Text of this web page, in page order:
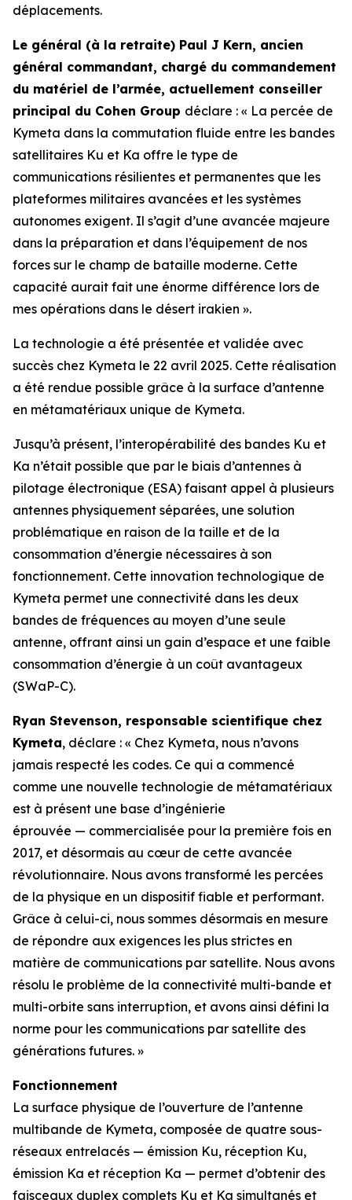
déplacements.
Le général (à la retraite) Paul J Kern, ancien
général commandant, chargé du commandement
du matériel de l’armée, actuellement conseiller
principal du Cohen Group déclare : « La percée de
Kymeta dans la commutation fluide entre les bandes
satellitaires Ku et Ka offre le type de
communications résilientes et permanentes que les
plateformes militaires avancées et les systèmes
autonomes exigent. Il s’agit d’une avancée majeure
dans la préparation et dans l’équipement de nos
forces sur le champ de bataille moderne. Cette
capacité aurait fait une énorme différence lors de
mes opérations dans le désert irakien ».
La technologie a été présentée et validée avec
succès chez Kymeta le 22 avril 2025. Cette réalisation
a été rendue possible grâce à la surface d’antenne
en métamatériaux unique de Kymeta.
Jusqu’à présent, l’interopérabilité des bandes Ku et
Ka n’était possible que par le biais d’antennes à
pilotage électronique (ESA) faisant appel à plusieurs
antennes physiquement séparées, une solution
problématique en raison de la taille et de la
consommation d’énergie nécessaires à son
fonctionnement. Cette innovation technologique de
Kymeta permet une connectivité dans les deux
bandes de fréquences au moyen d’une seule
antenne, offrant ainsi un gain d’espace et une faible
consommation d’énergie à un coût avantageux
(SWaP-C).
Ryan Stevenson, responsable scientifique chez
Kymeta, déclare : « Chez Kymeta, nous n’avons
jamais respecté les codes. Ce qui a commencé
comme une nouvelle technologie de métamatériaux
est à présent une base d’ingénierie
éprouvée — commercialisée pour la première fois en
2017, et désormais au cœur de cette avancée
révolutionnaire. Nous avons transformé les percées
de la physique en un dispositif fiable et performant.
Grâce à celui-ci, nous sommes désormais en mesure
de répondre aux exigences les plus strictes en
matière de communications par satellite. Nous avons
résolu le problème de la connectivité multi-bande et
multi-orbite sans interruption, et avons ainsi défini la
norme pour les communications par satellite des
générations futures. »
Fonctionnement
La surface physique de l’ouverture de l’antenne
multibande de Kymeta, composée de quatre sous-
réseaux entrelacés — émission Ku, réception Ku,
émission Ka et réception Ka — permet d’obtenir des
faisceaux duplex complets Ku et Ka simultanés et